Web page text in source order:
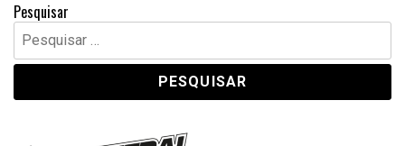
Pesquisar
Pesquisar
por: